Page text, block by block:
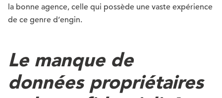
la bonne agence, celle qui possède une vaste expérience
de ce genre d’engin.
Le manque de
données propriétaires